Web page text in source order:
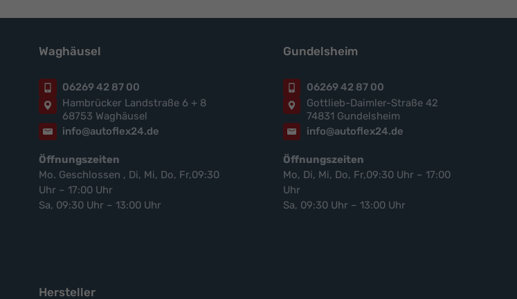
Waghäusel
06269 42 87 00
Hambrücker Landstraße 6 + 8
68753 Waghäusel
info@autoflex24.de
Öffnungszeiten
Mo. Geschlossen , Di, Mi, Do, Fr,09:30
Uhr – 17:00 Uhr
Sa, 09:30 Uhr – 13:00 Uhr
Gundelsheim
06269 42 87 00
Gottlieb-Daimler-Straße 42
74831 Gundelsheim
info@autoflex24.de
Öffnungszeiten
Mo, Di, Mi, Do, Fr,09:30 Uhr – 17:00
Uhr
Sa, 09:30 Uhr – 13:00 Uhr
Hersteller